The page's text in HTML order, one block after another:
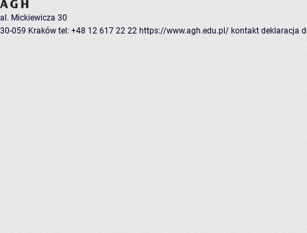
al. Mickiewicza 30
30-059 Kraków tel: +48 12 617 22 22 https://www.agh.edu.pl/ kontakt deklaracja